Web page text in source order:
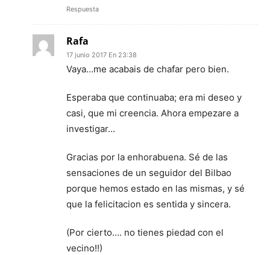
Respuesta
Rafa
17 junio 2017 En 23:38
Vaya…me acabais de chafar pero bien.
Esperaba que continuaba; era mi deseo y
casi, que mi creencia. Ahora empezare a
investigar…
Gracias por la enhorabuena. Sé de las
sensaciones de un seguidor del Bilbao
porque hemos estado en las mismas, y sé
que la felicitacion es sentida y sincera.
(Por cierto…. no tienes piedad con el
vecino!!)